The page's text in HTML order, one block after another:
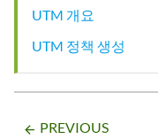
UTM 개요
UTM 정책 생성
arrow_backward PREVIOUS